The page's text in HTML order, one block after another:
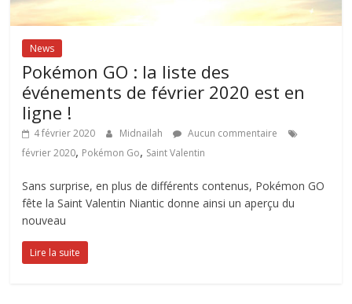
News
Pokémon GO : la liste des
événements de février 2020 est en
ligne !
4 février 2020 Midnailah
Aucun commentaire
février 2020, Pokémon Go, Saint Valentin
Sans surprise, en plus de différents contenus, Pokémon GO
fête la Saint Valentin Niantic donne ainsi un aperçu du
nouveau
Lire la suite